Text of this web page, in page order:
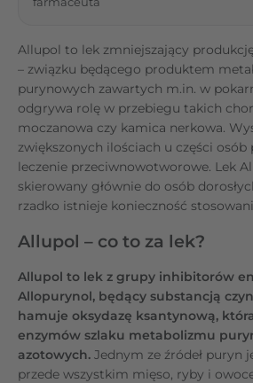
Allupol to lek zmniejszający
– związku będącego produktem
purynowych zawartych m.in. w
odgrywa rolę w przebiegu takich
moczanowa czy kamica nerkowa.
zwiększonych ilościach u części osób
leczenie przeciwnowotworowe. Lek
skierowany głównie do osób
rzadko istnieje konieczność
Allupol – co to za lek?
Allupol to lek z grupy inhibitorów
Allopurynol, będący substancją
hamuje oksydazę ksantynową,
enzymów szlaku metabolizmu
azotowych. Jednym ze źródeł puryn
przede wszystkim mięso, ryby i